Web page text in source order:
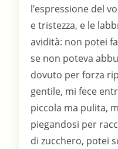
l’espressione del
e tristezza, e le
avidità: non potei
se non poteva
dovuto per forza
gentile, mi fece
piccola ma pulita,
piegandosi per
di zucchero, potei